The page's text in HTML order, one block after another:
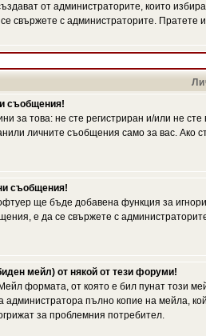
от администраторите, които
свържете с администраторите.
съобщения!
за това: не сте регистриран и/или не
личните съобщения само за вас. Ако
съобщения!
ще бъде добавена функция за
е да се свържете с
мейл) от някой от тези форуми!
формата, от която е бил пунат този
пълно копие на мейла,
за проблемния потребител.